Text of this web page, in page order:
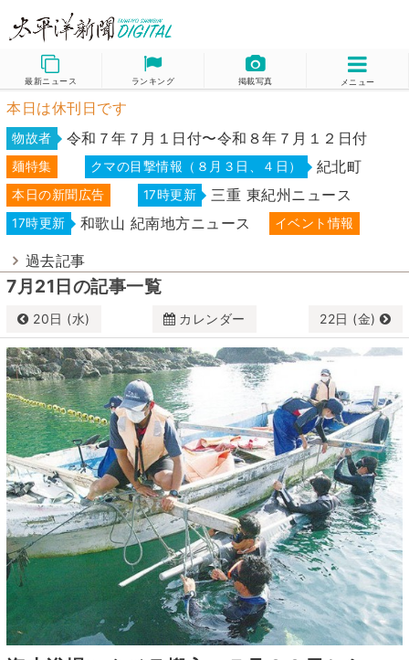
最新ニュース ランキング 掲載写真 メニュー
本日は休刊日です
物故者 令和７年７月１日付〜令和８年７月１２日付
麺特集 クマの目撃情報（８月３日、４日） 紀北町
本日の新聞広告 17時更新 三重 東紀州ニュース
17時更新 和歌山 紀南地方ニュース イベント情報
過去記事
7月21日の記事一覧
20日 (水) カレンダー 22日 (金)
7月 2022
日 月 火 木 金
26
27 28 30 1
2
3
4 5 6 7 8
9
10
11 12 13 14 15
16
17
18 19 20 21 22
23
24
25 26 27 28 29
30
31
1 2 3 4 5 6